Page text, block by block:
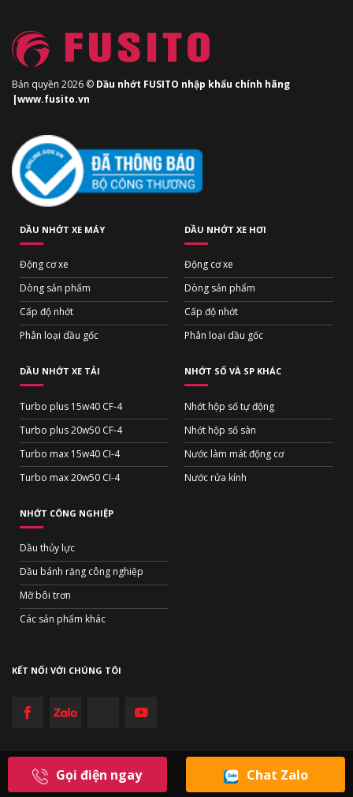
Bản quyền 2026 © Dầu nhớt FUSITO nhập khẩu chính hãng
|www.fusito.vn
DẦU NHỚT XE MÁY
Động cơ xe
Dòng sản phẩm
Cấp độ nhớt
Phân loại dầu gốc
DẦU NHỚT XE HƠI
Động cơ xe
Dòng sản phẩm
Cấp độ nhớt
Phân loại dầu gốc
DẦU NHỚT XE TẢI
Turbo plus 15w40 CF-4
Turbo plus 20w50 CF-4
Turbo max 15w40 CI-4
Turbo max 20w50 CI-4
NHỚT SỐ VÀ SP KHÁC
Nhớt hộp số tự động
Nhớt hộp số sàn
Nước làm mát động cơ
Nước rửa kính
NHỚT CÔNG NGHIỆP
Dầu thủy lực
Dầu bánh răng công nghiệp
Mỡ bôi trơn
Các sản phẩm khác
KẾT NỐI VỚI CHÚNG TÔI
Chat Zalo
Gọi điện ngay